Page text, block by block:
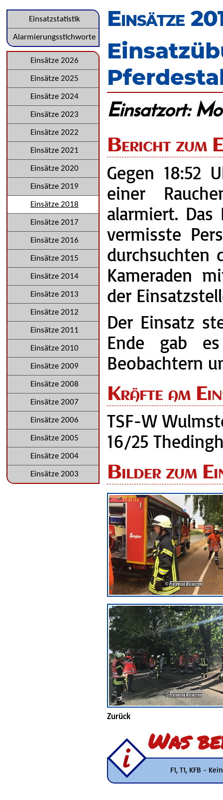
Einsätze
Einsatzort:
Bericht zum
Gegen 18:52
einer
alarmiert.
vermisste
durchsuchten
Kameraden
der
Der Einsatz
Ende gab
Beobachtern
Kräfte am
TSF-W
16/25
Bilder zum
Zurück
Was
F1, T1, KFB -
Navigation
überspringen
Einsatzstatistik
Alarmierungsstichworte
Navigation
überspringen
Einsätze 2026
Einsätze 2025
Einsätze 2024
Einsätze 2023
Einsätze 2022
Einsätze 2021
Einsätze 2020
Einsätze 2019
Einsätze 2018
Einsätze 2017
Einsätze 2016
Einsätze 2015
Einsätze 2014
Einsätze 2013
Einsätze 2012
Einsätze 2011
Einsätze 2010
Einsätze 2009
Einsätze 2008
Einsätze 2007
Einsätze 2006
Einsätze 2005
Einsätze 2004
Einsätze 2003